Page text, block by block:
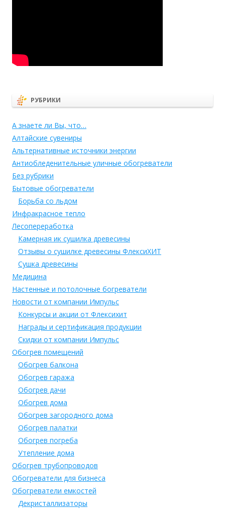
РУБРИКИ
А знаете ли Вы, что…
Алтайские сувениры
Альтернативные источники энергии
Антиобледенительные уличные обогреватели
Без рубрики
Бытовые обогреватели
Борьба со льдом
Инфракрасное тепло
Лесопереработка
Камерная ик сушилка древесины
Отзывы о сушилке древесины ФлексиХИТ
Сушка древесины
Медицина
Настенные и потолочные богреватели
Новости от компании Импульс
Конкурсы и акции от Флексихит
Награды и сертификация продукции
Скидки от компании Импульс
Обогрев помещений
Обогрев балкона
Обогрев гаража
Обогрев дачи
Обогрев дома
Обогрев загородного дома
Обогрев палатки
Обогрев погреба
Утепление дома
Обогрев трубопроводов
Обогреватели для бизнеса
Обогреватели емкостей
Декристаллизаторы